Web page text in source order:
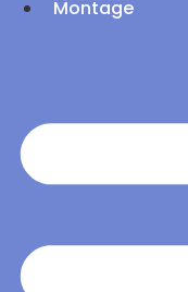
Montage